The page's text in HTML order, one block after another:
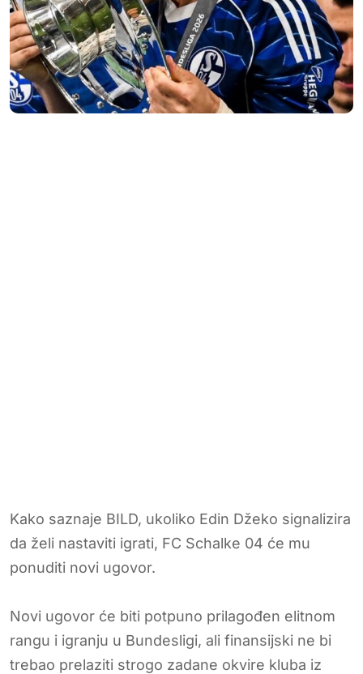
Kako saznaje BILD, ukoliko Edin Džeko signalizira
da želi nastaviti igrati, FC Schalke 04 će mu
ponuditi novi ugovor.
Novi ugovor će biti potpuno prilagođen elitnom
rangu i igranju u Bundesligi, ali finansijski ne bi
trebao prelaziti strogo zadane okvire kluba iz